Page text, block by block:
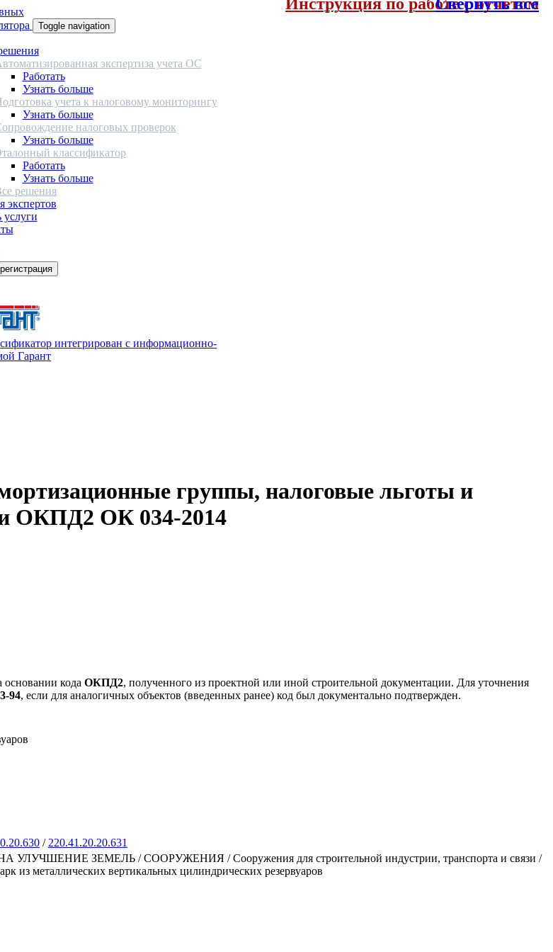
Toggle navigation
экспертиза учета ОС
Работать
Узнать больше
учета к налоговому мониторингу
Узнать больше
налоговых проверок
Узнать больше
классификатор
Работать
Узнать больше
решения
экспертов
услуги
интегрирован с информационно-
Гарант
группы, налоговые льготы и
ОКПД2 ОК 034-2014
основании кода ОКПД2, полученного из проектной или иной строительной документации. Для уточнения
94, если для аналогичных объектов (введенных ранее) код был документально подтвержден.
/ 220.41.20.20.631
ЗЕМЕЛЬ / СООРУЖЕНИЯ / Сооружения для строительной индустрии, транспорта и связи /
из металлических вертикальных цилиндрических резервуаров